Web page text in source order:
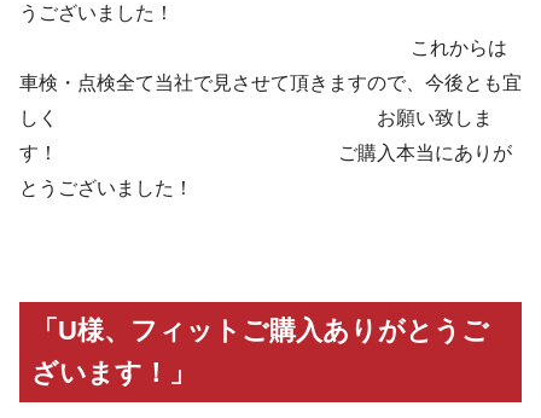
うございました！
これからは
車検・点検全て当社で見させて頂きますので、今後とも宜
しく お願い致しま
す！ ご購入本当にありが
とうございました！
「U様、フィットご購入ありがとうご
ざいます！」